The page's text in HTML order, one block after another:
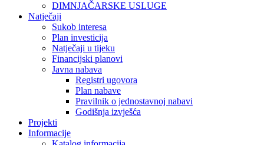
DIMNJAČARSKE USLUGE
Natječaji
Sukob interesa
Plan investicija
Natječaji u tijeku
Financijski planovi
Javna nabava
Registri ugovora
Plan nabave
Pravilnik o jednostavnoj nabavi
Godišnja izvješća
Projekti
Informacije